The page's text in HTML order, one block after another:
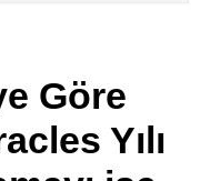
Youtube
TikTok
Göre
Yılı